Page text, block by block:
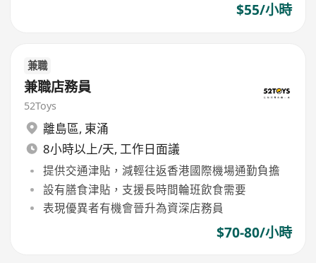
$55/小時
兼職
兼職店務員
52Toys
離島區, 東涌
8小時以上/天, 工作日面議
提供交通津貼，減輕往返香港國際機場通勤負擔
設有膳食津貼，支援長時間輪班飲食需要
表現優異者有機會晉升為資深店務員
$70-80/小時